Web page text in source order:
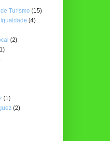
Turismo (15)
(4)
(2)
(1)
(2)